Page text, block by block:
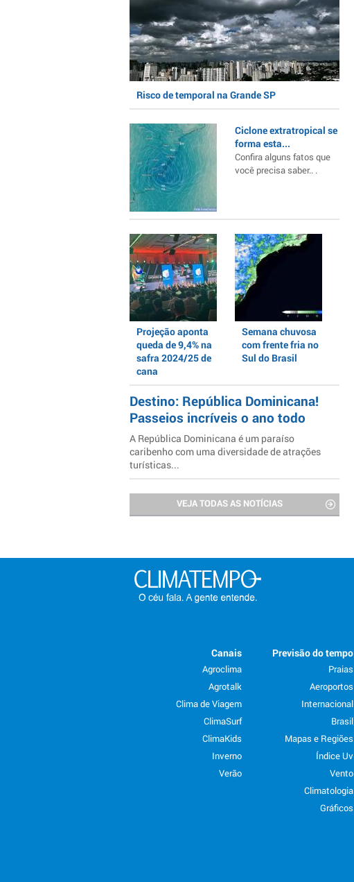
Risco de temporal na Grande SP
Ciclone extratropical se
forma esta...
Confira alguns fatos que
você precisa saber.. .
Projeção aponta
queda de 9,4% na
safra 2024/25 de
cana
Semana chuvosa
com frente fria no
Sul do Brasil
Destino: República Dominicana!
Passeios incríveis o ano todo
A República Dominicana é um paraíso
caribenho com uma diversidade de atrações
turísticas...
VEJA TODAS AS NOTÍCIAS
Previsão do tempo
Praias
Aeroportos
Internacional
Brasil
Mapas e Regiões
Índice Uv
Vento
Climatologia
Gráficos
Canais
Agroclima
Agrotalk
Clima de Viagem
ClimaSurf
ClimaKids
Inverno
Verão